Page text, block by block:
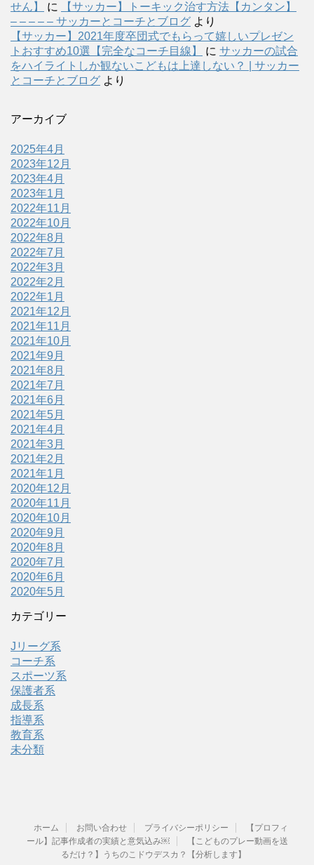
せん】
に
【サッカー】トーキック治す方法【カンタン】
– – – – – サッカーとコーチとブログ より
【サッカー】2021年度卒団式でもらって嬉しいプレゼン
トおすすめ10選【完全なコーチ目線】
に サッカーの試合
をハイライトしか観ないこどもは上達しない？ | サッカー
とコーチとブログ より
アーカイブ
2025年4月
2023年12月
2023年4月
2023年1月
2022年11月
2022年10月
2022年8月
2022年7月
2022年3月
2022年2月
2022年1月
2021年12月
2021年11月
2021年10月
2021年9月
2021年8月
2021年7月
2021年6月
2021年5月
2021年4月
2021年3月
2021年2月
2021年1月
2020年12月
2020年11月
2020年10月
2020年9月
2020年8月
2020年7月
2020年6月
2020年5月
カテゴリー
Jリーグ系
コーチ系
スポーツ系
保護者系
成長系
指導系
教育系
未分類
ホーム お問い合わせ プライバシーポリシー
【プロフィ
ール】記事作成者の実績と意気込み￼
【こどものプレー動画を送
るだけ？】うちのこドウデスカ？【分析します】